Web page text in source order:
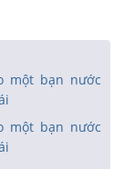
một bạn nước
một bạn nước